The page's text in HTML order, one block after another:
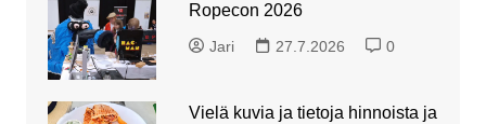
Ropecon 2026
Jari 27.7.2026 0
Vielä kuvia ja tietoja hinnoista ja